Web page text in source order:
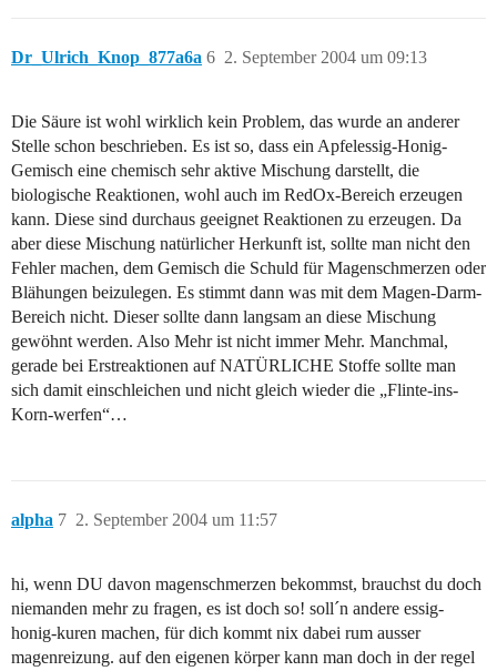
Dr_Ulrich_Knop_877a6a 2. September 2004 um 09:13
6
Die Säure ist wohl wirklich kein Problem, das wurde an anderer
Stelle schon beschrieben. Es ist so, dass ein Apfelessig-Honig-
Gemisch eine chemisch sehr aktive Mischung darstellt, die
biologische Reaktionen, wohl auch im RedOx-Bereich erzeugen
kann. Diese sind durchaus geeignet Reaktionen zu erzeugen. Da
aber diese Mischung natürlicher Herkunft ist, sollte man nicht den
Fehler machen, dem Gemisch die Schuld für Magenschmerzen oder
Blähungen beizulegen. Es stimmt dann was mit dem Magen-Darm-
Bereich nicht. Dieser sollte dann langsam an diese Mischung
gewöhnt werden. Also Mehr ist nicht immer Mehr. Manchmal,
gerade bei Erstreaktionen auf NATÜRLICHE Stoffe sollte man
sich damit einschleichen und nicht gleich wieder die „Flinte-ins-
Korn-werfen“…
alpha 2. September 2004 um 11:57
7
hi, wenn DU davon magenschmerzen bekommst, brauchst du doch
niemanden mehr zu fragen, es ist doch so! soll´n andere essig-
honig-kuren machen, für dich kommt nix dabei rum ausser
magenreizung. auf den eigenen körper kann man doch in der regel